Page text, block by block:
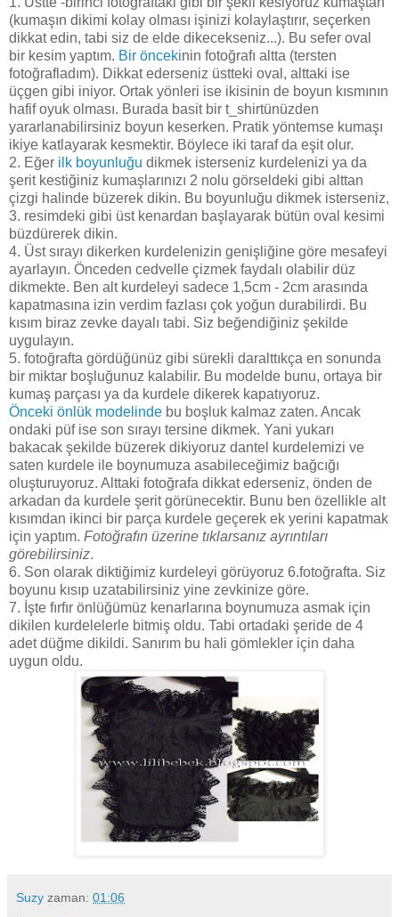
(kumaşın dikimi kolay olması işinizi kolaylaştırır, seçerken
dikkat edin, tabi siz de elde dikecekseniz...). Bu sefer oval
bir kesim yaptım. Bir öncekinin fotoğrafı altta (tersten
fotoğrafladım). Dikkat ederseniz üstteki oval, alttaki ise
üçgen gibi iniyor. Ortak yönleri ise ikisinin de boyun kısmının
hafif oyuk olması. Burada basit bir t_shirtünüzden
yararlanabilirsiniz boyun keserken. Pratik yöntemse kumaşı
ikiye katlayarak kesmektir. Böylece iki taraf da eşit olur.
2. Eğer ilk boyunluğu dikmek isterseniz kurdelenizi ya da
şerit kestiğiniz kumaşlarınızı 2 nolu görseldeki gibi alttan
çizgi halinde büzerek dikin. Bu boyunluğu dikmek isterseniz,
3. resimdeki gibi üst kenardan başlayarak bütün oval kesimi
büzdürerek dikin.
4. Üst sırayı dikerken kurdelenizin genişliğine göre mesafeyi
ayarlayın. Önceden cedvelle çizmek faydalı olabilir düz
dikmekte. Ben alt kurdeleyi sadece 1,5cm - 2cm arasında
kapatmasına izin verdim fazlası çok yoğun durabilirdi. Bu
kısım biraz zevke dayalı tabi. Siz beğendiğiniz şekilde
uygulayın.
5. fotoğrafta gördüğünüz gibi sürekli daralttıkça en sonunda
bir miktar boşluğunuz kalabilir. Bu modelde bunu, ortaya bir
kumaş parçası ya da kurdele dikerek kapatıyoruz.
Önceki önlük modelinde bu boşluk kalmaz zaten. Ancak
ondaki püf ise son sırayı tersine dikmek. Yani yukarı
bakacak şekilde büzerek dikiyoruz dantel kurdelemizi ve
saten kurdele ile boynumuza asabileceğimiz bağcığı
oluşturuyoruz. Alttaki fotoğrafa dikkat ederseniz, önden de
arkadan da kurdele şerit görünecektir. Bunu ben özellikle alt
kısımdan ikinci bir parça kurdele geçerek ek yerini kapatmak
için yaptım. Fotoğrafın üzerine tıklarsanız ayrıntıları
görebilirsiniz.
6. Son olarak diktiğimiz kurdeleyi görüyoruz 6.fotoğrafta. Siz
boyunu kısıp uzatabilirsiniz yine zevkinize göre.
7. İşte fırfır önlüğümüz kenarlarına boynumuza asmak için
dikilen kurdelelerle bitmiş oldu. Tabi ortadaki şeride de 4
adet düğme dikildi. Sanırım bu hali gömlekler için daha
uygun oldu.
Suzy zaman: 01:06